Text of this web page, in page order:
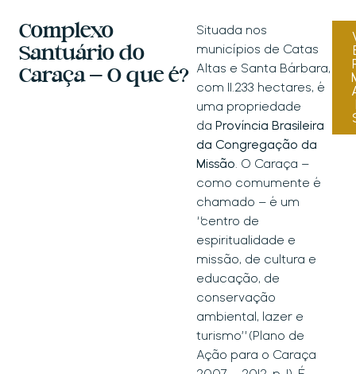
Complexo
Santuário do
Caraça – O que é?
Situada nos
municípios de Catas
Altas e Santa Bárbara,
com 11.233 hectares, é
uma propriedade
da Província Brasileira
da Congregação da
Missão. O Caraça –
como comumente é
chamado – é um
“centro de
espiritualidade e
missão, de cultura e
educação, de
conservação
ambiental, lazer e
turismo” (Plano de
Ação para o Caraça